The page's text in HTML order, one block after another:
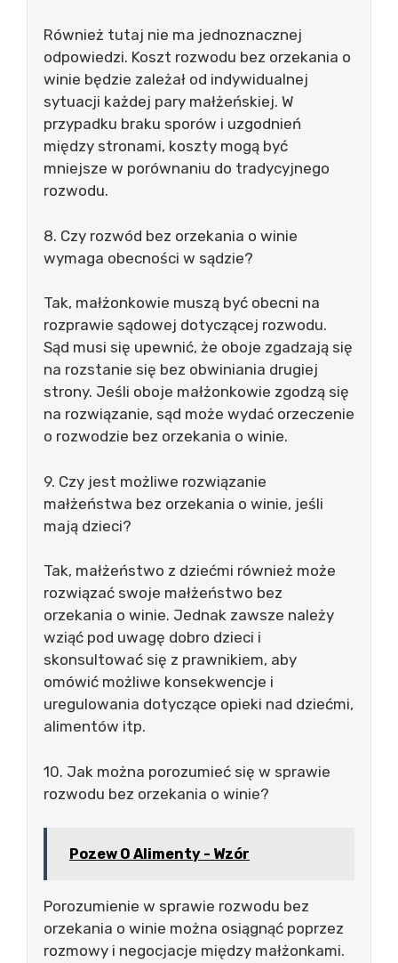
Również tutaj nie ma jednoznacznej
odpowiedzi. Koszt rozwodu bez orzekania o
winie będzie zależał od indywidualnej
sytuacji każdej pary małżeńskiej. W
przypadku braku sporów i uzgodnień
między stronami, koszty mogą być
mniejsze w porównaniu do tradycyjnego
rozwodu.
8. Czy rozwód bez orzekania o winie
wymaga obecności w sądzie?
Tak, małżonkowie muszą być obecni na
rozprawie sądowej dotyczącej rozwodu.
Sąd musi się upewnić, że oboje zgadzają się
na rozstanie się bez obwiniania drugiej
strony. Jeśli oboje małżonkowie zgodzą się
na rozwiązanie, sąd może wydać orzeczenie
o rozwodzie bez orzekania o winie.
9. Czy jest możliwe rozwiązanie
małżeństwa bez orzekania o winie, jeśli
mają dzieci?
Tak, małżeństwo z dziećmi również może
rozwiązać swoje małżeństwo bez
orzekania o winie. Jednak zawsze należy
wziąć pod uwagę dobro dzieci i
skonsultować się z prawnikiem, aby
omówić możliwe konsekwencje i
uregulowania dotyczące opieki nad dziećmi,
alimentów itp.
10. Jak można porozumieć się w sprawie
rozwodu bez orzekania o winie?
Pozew O Alimenty - Wzór
Porozumienie w sprawie rozwodu bez
orzekania o winie można osiągnąć poprzez
rozmowy i negocjacje między małżonkami.